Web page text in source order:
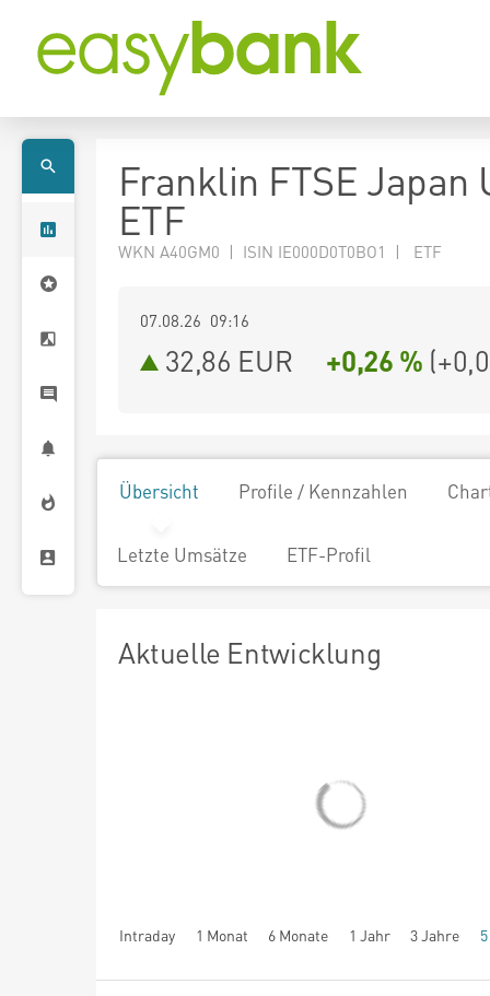
Franklin FTSE Japan
ETF
WKN A40GM0 | ISIN IE000D0T0BO1 | ETF
07.08.26 09:16
32,86 EUR +0,26 % (
Übersicht Profile / Kennzahlen
Letzte Umsätze ETF-Profil
Aktuelle Entwicklung
Intraday 1 Monat 6 Monate 1 Jahr 3 Jahre
seit Beginn